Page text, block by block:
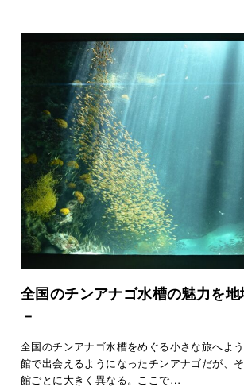
全国のチンアナゴ水槽の魅力を
－
全国のチンアナゴ水槽をめぐる小さな旅へよ
館で出会えるようになったチンアナゴだが、
館ごとに大きく異なる。ここで…